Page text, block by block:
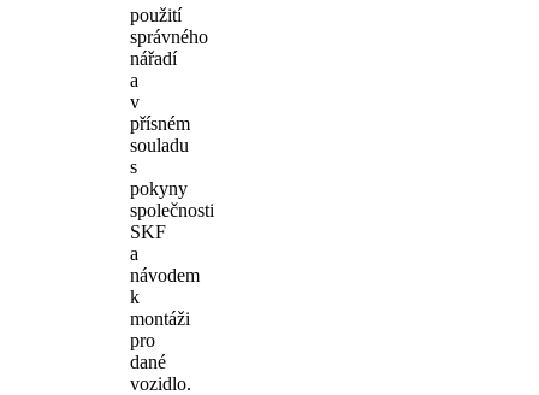
použití
správného
nářadí
a
v
přísném
souladu
s
pokyny
společnosti
SKF
a
návodem
k
montáži
pro
dané
vozidlo.